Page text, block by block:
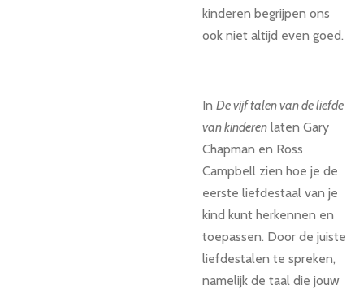
kinderen begrijpen ons
ook niet altijd even goed.
In De vijf talen van de liefde
van kinderen laten Gary
Chapman en Ross
Campbell zien hoe je de
eerste liefdestaal van je
kind kunt herkennen en
toepassen. Door de juiste
liefdestalen te spreken,
namelijk de taal die jouw